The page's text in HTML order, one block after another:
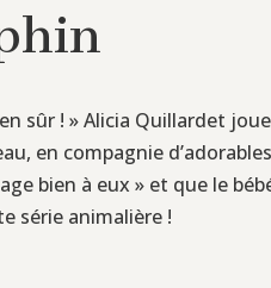
sûr ! » Alicia Quillardet
en compagnie
bien à eux » et que le
série animalière !